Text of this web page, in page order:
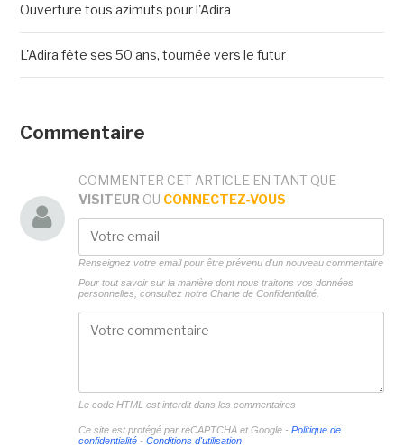
Ouverture tous azimuts pour l'Adira
L'Adira fête ses 50 ans, tournée vers le futur
Commentaire
COMMENTER CET ARTICLE EN TANT QUE
VISITEUR OU CONNECTEZ-VOUS
Renseignez votre email pour être prévenu d'un nouveau commentaire
Pour tout savoir sur la manière dont nous traitons vos données
personnelles, consultez notre Charte de Confidentialité.
Le code HTML est interdit dans les commentaires
Ce site est protégé par reCAPTCHA et Google - Politique de
confidentialité- Conditions d'utilisation